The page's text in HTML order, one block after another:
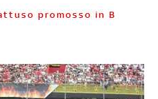
promosso in B